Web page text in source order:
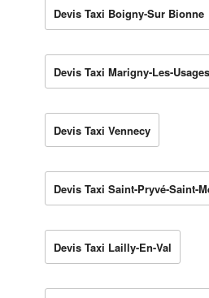
Devis Taxi Boigny-Sur Bionne
Devis Taxi Marigny-Les-Usages
Devis Taxi Vennecy
Devis Taxi Saint-Pryvé-Saint-
Devis Taxi Lailly-En-Val